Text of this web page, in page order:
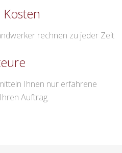
rechnen zu jeder Zeit
Ihnen nur erfahrene
Auftrag.